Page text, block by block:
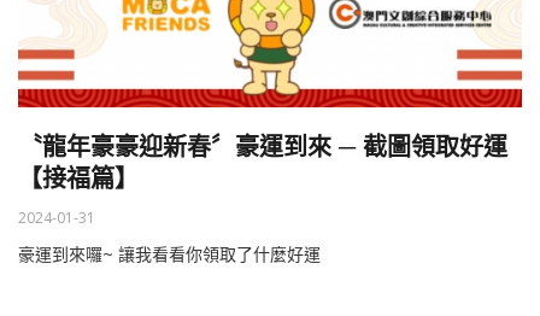
〝龍年豪豪迎新春〞豪運到來 ─ 截圖領取好運
【接福篇】
2024-01-31
豪運到來囉~ 讓我看看你領取了什麼好運